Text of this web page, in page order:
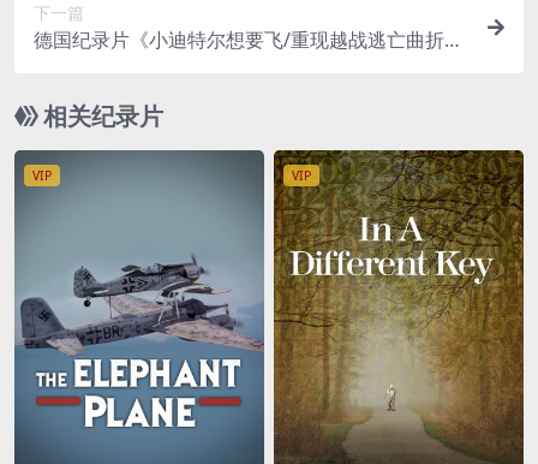
下一篇
德国纪录片《小迪特尔想要飞/重现越战逃亡曲折经
P/MKV/7.36GB
相关纪录片
VIP VIP